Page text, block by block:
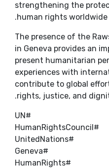
strengthening the
human rights worldwide.
The presence of the
in Geneva provides an
present humanitarian
experiences with
contribute to global
rights, justice, and
#UN
#HumanRightsCouncil
#UnitedNations
#Geneva
#HumanRights